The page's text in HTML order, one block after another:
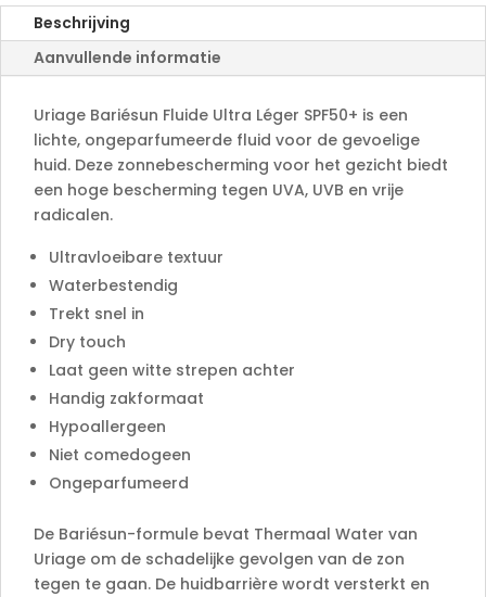
a
t
Beschrijving
Aanvullende informatie
Uriage Bariésun Fluide Ultra Léger SPF50+ is een
lichte, ongeparfumeerde fluid voor de gevoelige
huid. Deze zonnebescherming voor het gezicht biedt
een hoge bescherming tegen UVA, UVB en vrije
radicalen.
Ultravloeibare textuur
Waterbestendig
Trekt snel in
Dry touch
Laat geen witte strepen achter
Handig zakformaat
Hypoallergeen
Niet comedogeen
Ongeparfumeerd
De Bariésun-formule bevat Thermaal Water van
Uriage om de schadelijke gevolgen van de zon
tegen te gaan. De huidbarrière wordt versterkt en